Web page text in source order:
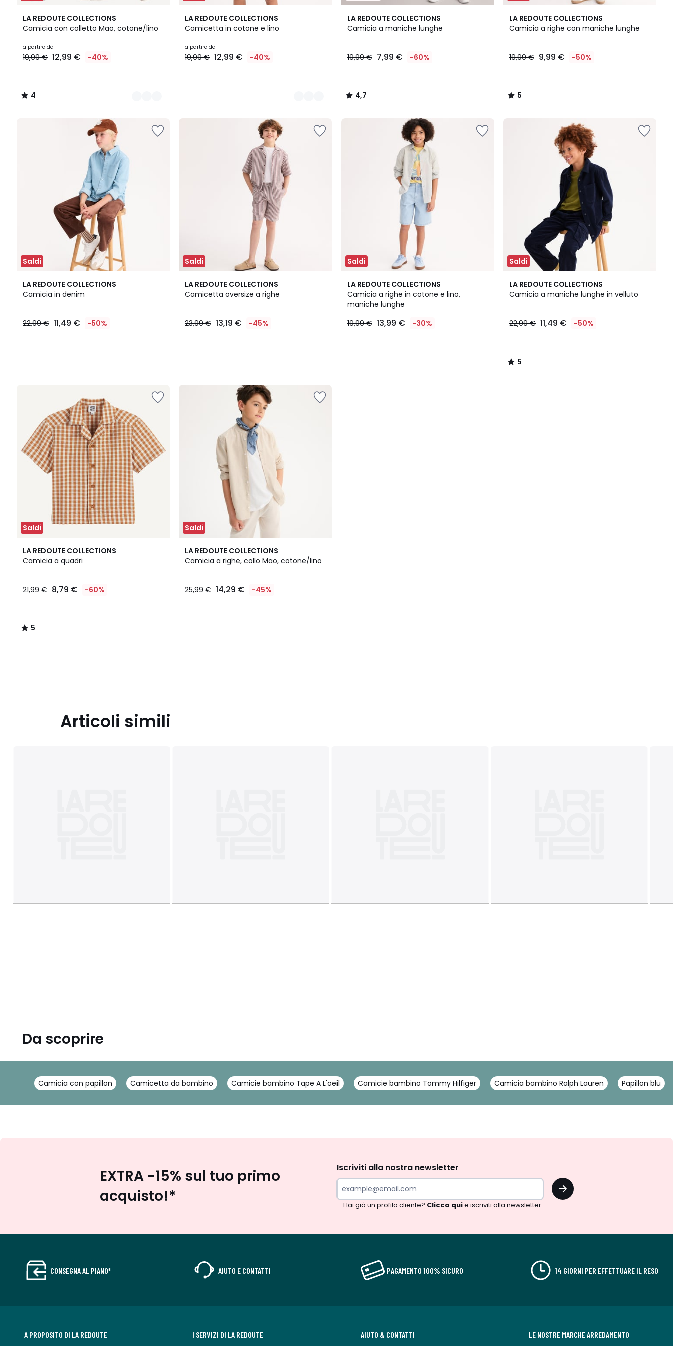
LA REDOUTE COLLECTIONS
Camicia con colletto Mao, cotone/lino
Prezzo
a
€
a partire da
19,99 € 12,99 € -40%
4
/
2
Colori
4
/
LA REDOUTE COLLECTIONS
Camicetta in cotone e lino
a partire da
19,99 € 12,99 € -40%
3
Colori
LA REDOUTE COLLECTIONS
Camicia a maniche lunghe
19,99 € 7,99 € -60%
4,7
/ 5
4,7
/
LA REDOUTE COLLECTIONS
Camicia a righe con maniche lunghe
19,99 € 9,99 € -50%
5
/
5
/
Saldi
LA REDOUTE COLLECTIONS
Camicia in denim
22,99 € 11,49 € -50%
Saldi
LA REDOUTE COLLECTIONS
Camicetta oversize a righe
23,99 € 13,19 € -45%
Saldi
LA REDOUTE COLLECTIONS
Camicia a righe in cotone e lino,
maniche lunghe
19,99 € 13,99 € -30%
Saldi
LA REDOUTE COLLECTIONS
Camicia a maniche lunghe in velluto
22,99 € 11,49 € -50%
5
/
5
/
Saldi
LA REDOUTE COLLECTIONS
Camicia a quadri
21,99 € 8,79 € -60%
5
/
5
/
Saldi
LA REDOUTE COLLECTIONS
Camicia a righe, collo Mao, cotone/lino
25,99 € 14,29 € -45%
Articoli simili
Da scoprire
Camicia con papillon Camicetta da bambino Camicie bambino Tape A L'oeil Camicie bambino Tommy Hilfiger Camicia bambino Ralph Lauren Papillon blu
EXTRA -15% sul tuo primo
acquisto!*
Iscriviti alla nostra newsletter
OK
Hai già un profilo cliente? Clicca quie iscriviti alla newsletter.
CONSEGNA AL PIANO* AIUTO E CONTATTI PAGAMENTO 100% SICURO 14 GIORNI PER EFFETTUARE IL RESO
A PROPOSITO DI LA REDOUTE I SERVIZI DI LA REDOUTE AIUTO & CONTATTI LE NOSTRE MARCHE ARREDAMENTO